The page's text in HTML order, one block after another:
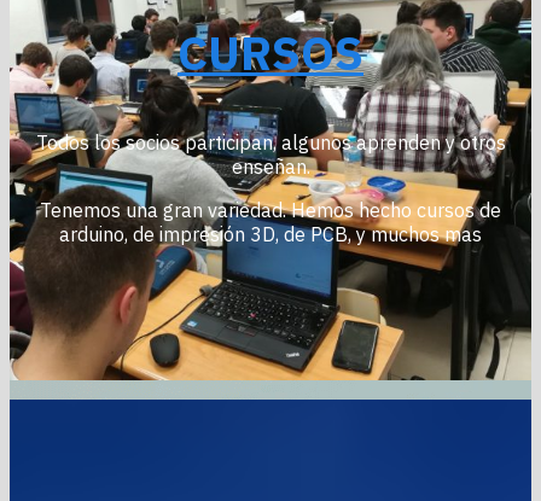
CURSOS
Todos los socios participan, algunos aprenden y otros
enseñan.
Tenemos una gran variedad. Hemos hecho cursos de
arduino, de impresión 3D, de PCB, y muchos mas